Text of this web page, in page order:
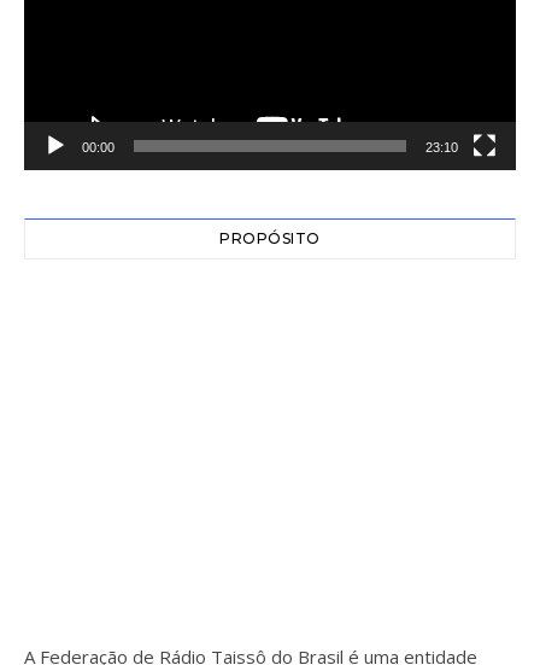
00:00 23:10
PROPÓSITO
A Federação de Rádio Taissô do Brasil é uma entidade